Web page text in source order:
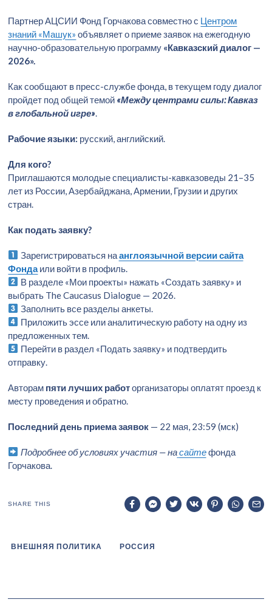
Партнер АЦСИИ Фонд Горчакова совместно с Центром
знаний «Машук» объявляет о приеме заявок на ежегодную
научно-образовательную программу «Кавказский диалог —
2026».
Как сообщают в пресс-службе фонда, в текущем году диалог
пройдет под общей темой «Между центрами силы: Кавказ
в глобальной игре».
Рабочие языки: русский, английский.
Для кого?
Приглашаются молодые специалисты-кавказоведы 21–35
лет из России, Азербайджана, Армении, Грузии и других
стран.
Как подать заявку?
Зарегистрироваться наанглоязычной версии сайта
Фондаили войти в профиль.
В разделе «Мои проекты» нажать «Создать заявку» и
выбрать The Caucasus Dialogue — 2026.
Заполнить все разделы анкеты.
Приложить эссе или аналитическую работу на одну из
предложенных тем.
Перейти в раздел «Подать заявку» и подтвердить
отправку.
Авторам пяти лучших работорганизаторы оплатят проезд к
месту проведения и обратно.
Последний день приема заявок — 22 мая, 23:59 (мск)
Подробнее об условиях участия — насайтефонда
Горчакова.
SHARE THIS
ВНЕШНЯЯ ПОЛИТИКА РОССИЯ